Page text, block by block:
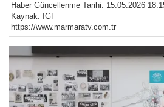
Haber Güncellenme Tarihi: 15.05.2026
Kaynak: IGF
https://www.marmaratv.com.tr